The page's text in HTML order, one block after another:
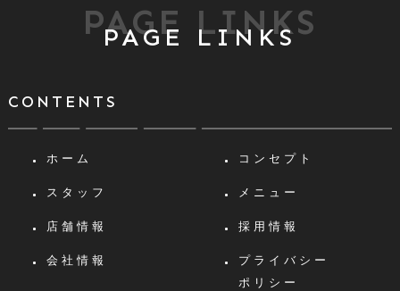
PAGE LINKS
PAGE LINKS
CONTENTS
ホーム コンセプト
スタッフ メニュー
店舗情報 採用情報
会社情報
プライバシー
ポリシー